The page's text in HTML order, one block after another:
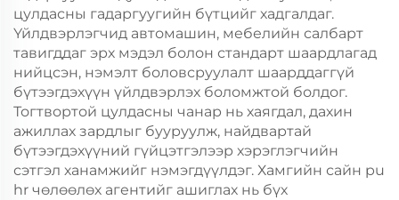
цулдасны гадаргуугийн бүтцийг хадгалдаг.
Үйлдвэрлэгчид автомашин, мебелийн салбарт
тавигддаг эрх мэдэл болон стандарт шаардлагад
нийцсэн, нэмэлт боловсруулалт шаарддаггүй
бүтээгдэхүүн үйлдвэрлэх боломжтой болдог.
Тогтвортой цулдасны чанар нь хаягдал, дахин
ажиллах зардлыг бууруулж, найдвартай
бүтээгдэхүүний гүйцэтгэлээр хэрэглэгчийн
сэтгэл ханамжийг нэмэгдүүлдэг. Хамгийн сайн pu
hr чөлөөлөх агентийг ашиглах нь бүх